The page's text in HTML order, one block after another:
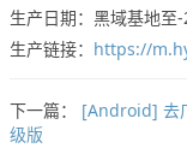
生产日期：黑域基地至
生产链接： https://
下一篇：
[Android] 去
级版